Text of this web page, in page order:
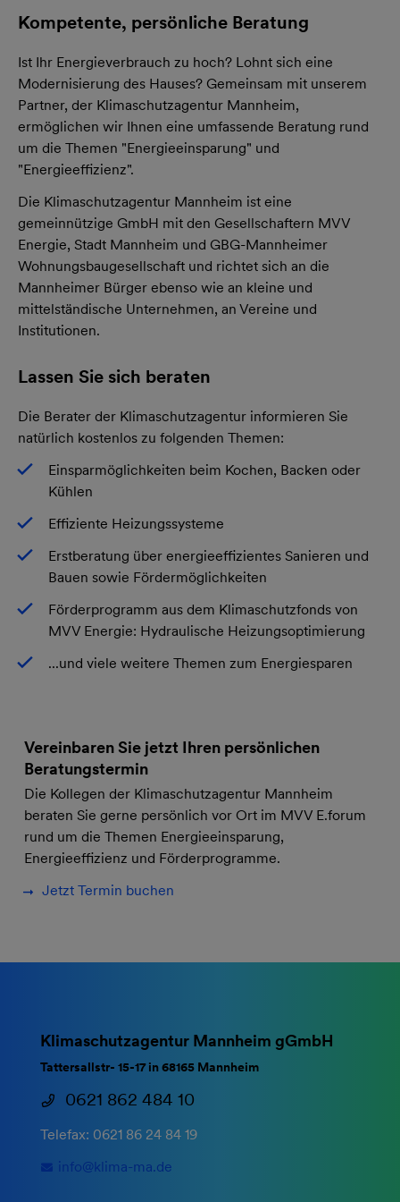
Kompetente, persönliche Beratung
Ist Ihr Energieverbrauch zu hoch? Lohnt sich eine
Modernisierung des Hauses? Gemeinsam mit unserem
Partner, der Klimaschutzagentur Mannheim,
ermöglichen wir Ihnen eine umfassende Beratung rund
um die Themen "Energieeinsparung" und
"Energieeffizienz".
Die Klimaschutzagentur Mannheim ist eine
gemeinnützige GmbH mit den Gesellschaftern MVV
Energie, Stadt Mannheim und GBG-Mannheimer
Wohnungsbaugesellschaft und richtet sich an die
Mannheimer Bürger ebenso wie an kleine und
mittelständische Unternehmen, an Vereine und
Institutionen.
Lassen Sie sich beraten
Die Berater der Klimaschutzagentur informieren Sie
natürlich kostenlos zu folgenden Themen:
Einsparmöglichkeiten beim Kochen, Backen oder
Kühlen
Effiziente Heizungssysteme
Erstberatung über energieeffizientes Sanieren und
Bauen sowie Fördermöglichkeiten
Förderprogramm aus dem Klimaschutzfonds von
MVV Energie: Hydraulische Heizungsoptimierung
...und viele weitere Themen zum Energiesparen
Vereinbaren Sie jetzt Ihren persönlichen
Beratungstermin
Die Kollegen der Klimaschutzagentur Mannheim
beraten Sie gerne persönlich vor Ort im MVV E.forum
rund um die Themen Energieeinsparung,
Energieeffizienz und Förderprogramme.
Jetzt Termin buchen
Klimaschutzagentur Mannheim gGmbH
Tattersallstr- 15-17 in 68165 Mannheim
0621 862 484 10
Telefax: 0621 86 24 84 19
info@klima-ma.de